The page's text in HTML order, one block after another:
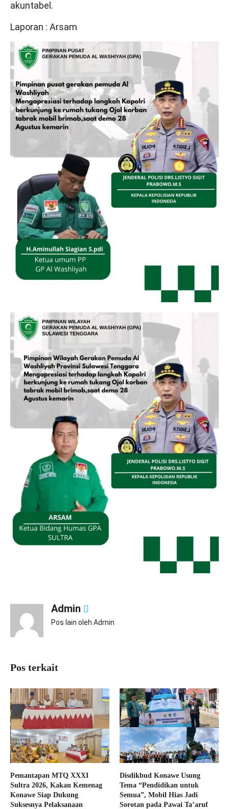
akuntabel.
Laporan : Arsam
Admin
Pos lain oleh Admin
Pos terkait
Pemantapan MTQ XXXI
Sultra 2026, Kakan Kemenag
Konawe Siap Dukung
Suksesnya Pelaksanaan
Disdikbud Konawe Usung
Tema “Pendidikan untuk
Semua”, Mobil Hias Jadi
Sorotan pada Pawai Ta’aruf